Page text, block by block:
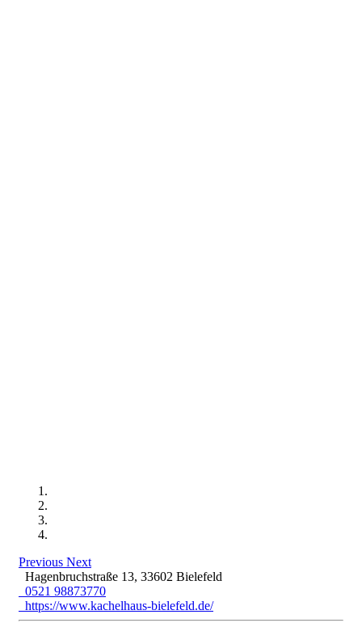
Previous Next
Hagenbruchstraße 13, 33602 Bielefeld
0521 98873770
https://www.kachelhaus-bielefeld.de/